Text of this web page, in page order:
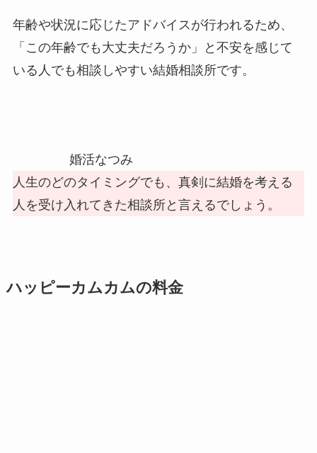
年齢や状況に応じたアドバイスが行われるため、
「この年齢でも大丈夫だろうか」と不安を感じて
いる人でも相談しやすい結婚相談所です。
婚活なつみ
人生のどのタイミングでも、真剣に結婚を考える
人を受け入れてきた相談所と言えるでしょう。
ハッピーカムカムの料金